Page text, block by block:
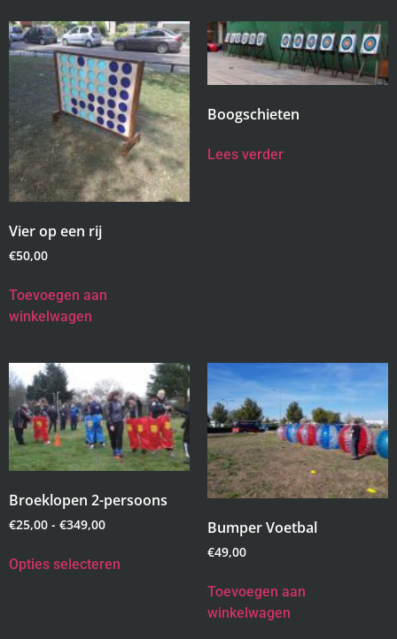
Vier op een rij
€50,00
Toevoegen aan
winkelwagen
Boogschieten
Lees verder
Broeklopen 2-persoons
€25,00 - €349,00
Opties selecteren
Bumper Voetbal
€49,00
Toevoegen aan
winkelwagen